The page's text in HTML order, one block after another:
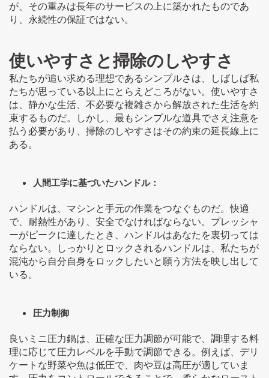
が、その重みは長年のサービスの上に築かれたものであ
り、永続性の保証ではない。
使いやすさと掃除のしやすさ
私たちが追い求める理想であるシンプルさは、しばしば私
たちが思っている以上にとらえどころがない。使いやすさ
は、静かな生活、不必要な複雑さから解放された生活を約
束するものだ。しかし、最もシンプルな道具でさえ注意を
払う必要があり、掃除のしやすさはその約束の延長線上に
ある。
人間工学に基づいたハンドル：
ハンドルは、マシンと手元の作業をつなぐものだ。快適
で、耐熱性があり、安全でなければならない。プレッシャ
ーがピークに達したとき、ハンドルはあなたを裏切っては
ならない。しっかりとロックされるハンドルは、私たちが
混沌から自分自身をロックしたいと願う方法を映し出して
いる。
圧力制御
良いミニ圧力鍋は、正確な圧力調節が可能で、調理する料
理に応じて圧力レベルを手動で調節できる。例えば、デリ
ケートな野菜や魚は低圧で、肉や豆は高圧が適していま